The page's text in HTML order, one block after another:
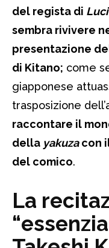
del regista di
sembra rivivere
presentazione
di Kitano; come
giapponese
trasposizione
raccontare il
della yakuzacon
del comico.
La